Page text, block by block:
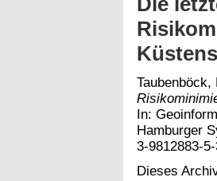
Taubenböck,
In:
Hamburger
3-9812883-
Dieses